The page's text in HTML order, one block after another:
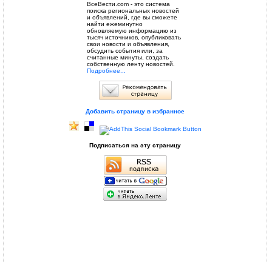
ВсеВести.com - это система
поиска региональных новостей
и объявлений, где вы сможете
найти ежеминутно
обновляемую информацию из
тысяч источников, опубликовать
свои новости и объявления,
обсудить события или, за
считанные минуты, создать
собственную ленту новостей.
Подробнее...
Добавить страницу в избранное
Подписаться на эту страницу